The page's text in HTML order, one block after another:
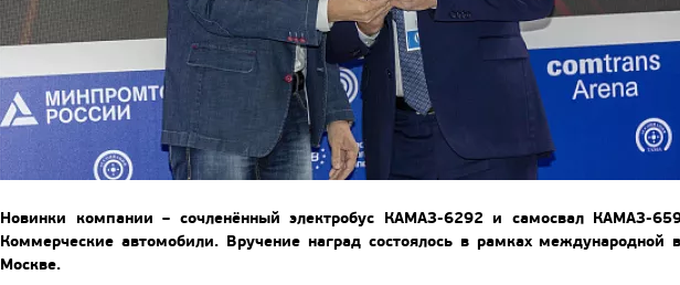
Новинки компании – сочленённый электробус КАМАЗ-6292 и самосвал КАМАЗ-
Коммерческие автомобили. Вручение наград состоялось в рамках международной
Москве.